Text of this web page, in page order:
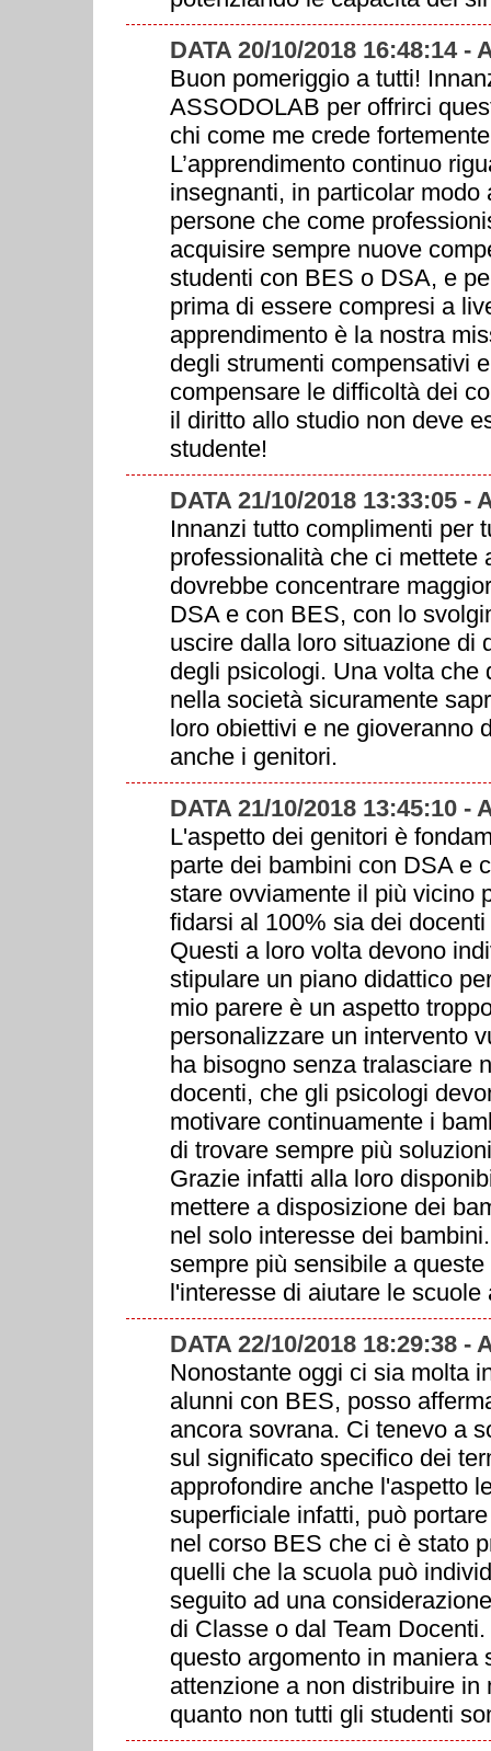
DATA 20/10/2018 16:48:14
Buon pomeriggio a tutti!
ASSODOLAB per offrirci
chi come me crede
L’apprendimento continuo
insegnanti, in particolar
persone che come
acquisire sempre nuove
studenti con BES o DSA, e
prima di essere compresi a
apprendimento è la nostra
degli strumenti compensativi
compensare le difficoltà dei
il diritto allo studio non deve
studente!
DATA 21/10/2018 13:33:05 -
Innanzi tutto complimenti per
professionalità che ci mettete
dovrebbe concentrare
DSA e con BES, con lo
uscire dalla loro situazione di
degli psicologi. Una volta che
nella società sicuramente
loro obiettivi e ne gioveranno
anche i genitori.
DATA 21/10/2018 13:45:10 -
L'aspetto dei genitori è
parte dei bambini con DSA e
stare ovviamente il più vicino
fidarsi al 100% sia dei
Questi a loro volta devono
stipulare un piano didattico
mio parere è un aspetto
personalizzare un intervento
ha bisogno senza tralasciare
docenti, che gli psicologi
motivare continuamente i
di trovare sempre più
Grazie infatti alla loro
mettere a disposizione dei
nel solo interesse dei
sempre più sensibile a
l'interesse di aiutare le
DATA 22/10/2018 18:29:38
Nonostante oggi ci sia molta
alunni con BES, posso
ancora sovrana. Ci tenevo a
sul significato specifico dei
approfondire anche l'aspetto
superficiale infatti, può
nel corso BES che ci è stato
quelli che la scuola può
seguito ad una
di Classe o dal Team
questo argomento in
attenzione a non distribuire
quanto non tutti gli studenti